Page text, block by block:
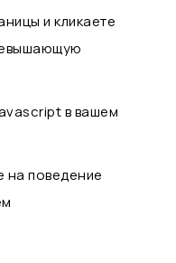
и кликаете
в вашем
на поведение